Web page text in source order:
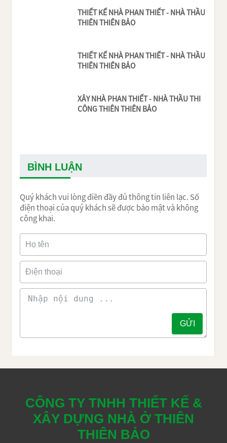
THIẾT KẾ NHÀ PHAN THIẾT - NHÀ THẦU
THIÊN THIÊN BẢO
THIẾT KẾ NHÀ PHAN THIẾT - NHÀ THẦU
THIÊN THIÊN BẢO
XÂY NHÀ PHAN THIẾT - NHÀ THẦU THI
CÔNG THIÊN THIÊN BẢO
BÌNH LUẬN
Quý khách vui lòng điền đầy đủ thông tin liên lạc. Số
điện thoại của quý khách sẽ được bảo mật và không
công khai.
CÔNG TY TNHH THIẾT KẾ &
XÂY DỰNG NHÀ Ở THIÊN
THIÊN BẢO